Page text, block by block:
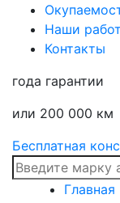
Наши
Контакты
года гарантии
или 200 000 км
Бесплатная
Главная